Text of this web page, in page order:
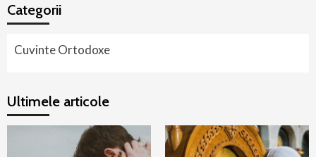
Categorii
Cuvinte Ortodoxe
Ultimele articole